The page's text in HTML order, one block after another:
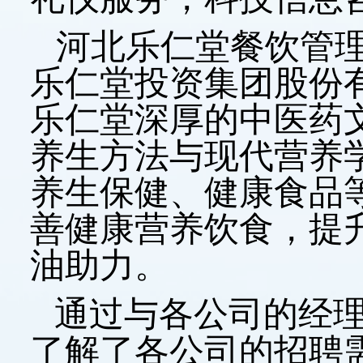
河北乐仁堂餐饮管
乐仁堂投资集团股份
乐仁堂深厚的中医药
养生方法与现代营养
养生保健、健康食品
善健康营养饮食，提
油助力。
通过与各公司的经
了解了各公司的招聘